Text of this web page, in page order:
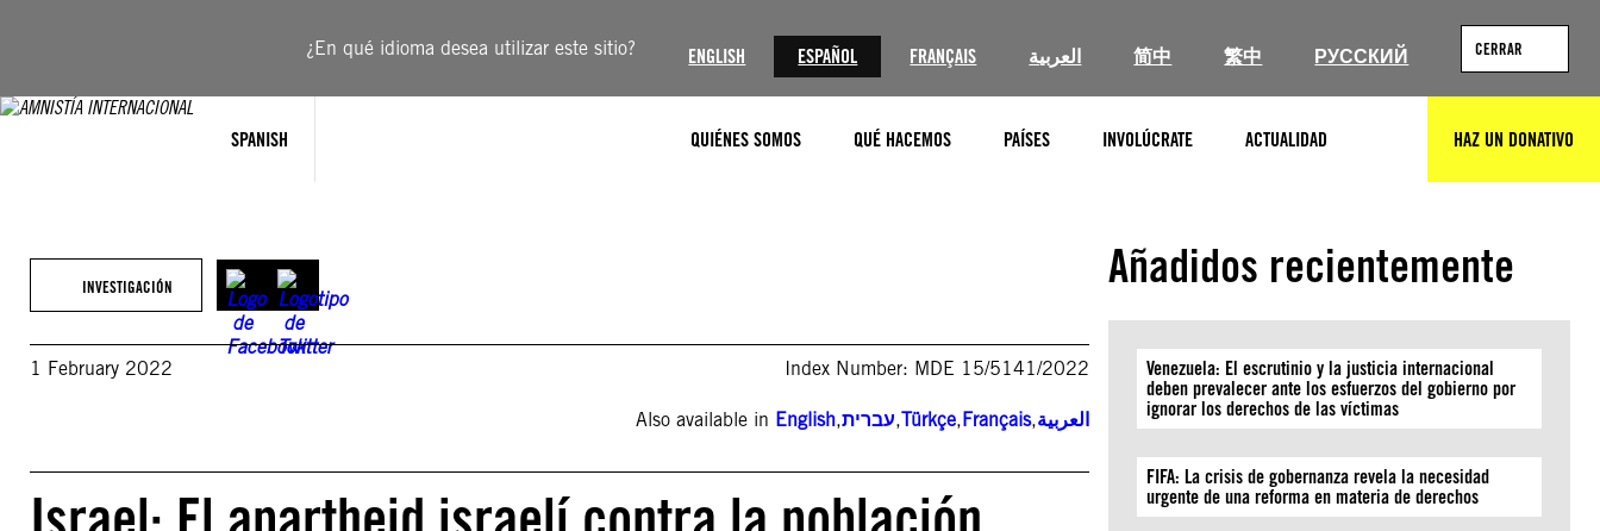
¿En qué idioma desea utilizar este sitio? ENGLISH ESPAÑOL FRANÇAIS العربية 简中 繁中 РУССКИЙ CERRAR
SPANISH QUIÉNES SOMOS QUÉ HACEMOS PAÍSES INVOLÚCRATE ACTUALIDAD HAZ UN DONATIVO
INVESTIGACIÓN
1 February 2022 Index Number: MDE 15/5141/2022
Also available in English,עברית,Türkçe,Français,العربية
Añadidos recientemente
Venezuela: El escrutinio y la justicia internacional
deben prevalecer ante los esfuerzos del gobierno por
ignorar los derechos de las víctimas
FIFA: La crisis de gobernanza revela la necesidad
urgente de una reforma en materia de derechos